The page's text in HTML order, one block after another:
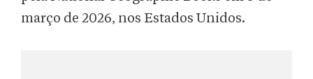
março de 2026, nos Estados Unidos.